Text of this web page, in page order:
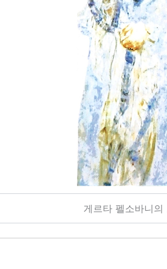
게르타 펠소바니의